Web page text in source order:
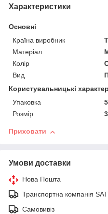
Характеристики
Основні
Країна виробник
Матеріал
Колір
Вид
Користувальницькі
Упаковка
Розмір
Приховати
Умови доставки
Нова Пошта
Транспортна компанія SAT
Самовивіз